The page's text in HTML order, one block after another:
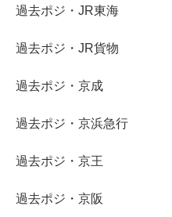
過去ポジ・JR東海
過去ポジ・JR貨物
過去ポジ・京成
過去ポジ・京浜急行
過去ポジ・京王
過去ポジ・京阪